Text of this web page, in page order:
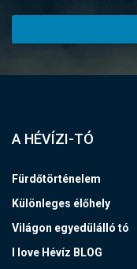
A HÉVÍZI-TÓ
Fürdőtörténelem
Különleges élőhely
Világon egyedülálló tó
I love Hévíz BLOG